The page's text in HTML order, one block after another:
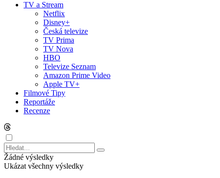
TV a Stream
Netflix
Disney+
Česká televize
TV Prima
TV Nova
HBO
Televize Seznam
Amazon Prime Video
Apple TV+
Filmové Tipy
Reportáže
Recenze
Žádné výsledky
Ukázat všechny výsledky